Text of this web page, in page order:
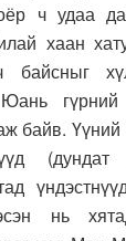
ч удаа
хаан
байсныг
Юань
байв. Үүний
(дундат
нь